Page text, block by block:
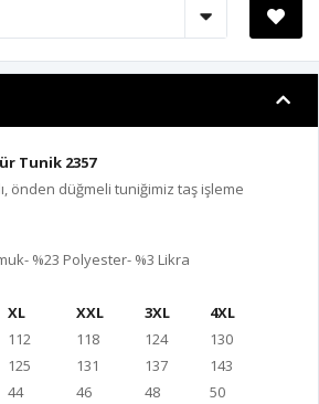
Tunik 2357
önden düğmeli tuniğimiz taş işleme
%23 Polyester- %3 Likra
XL XXL 3XL
4XL
112 118 124
130
125 131 137
143
44 46 48
50